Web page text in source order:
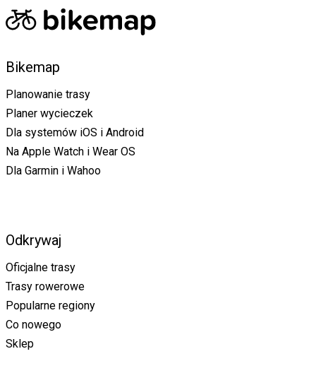
Bikemap
Planowanie trasy
Planer wycieczek
Dla systemów iOS i Android
Na Apple Watch i Wear OS
Dla Garmin i Wahoo
Odkrywaj
Oficjalne trasy
Trasy rowerowe
Popularne regiony
Co nowego
Sklep